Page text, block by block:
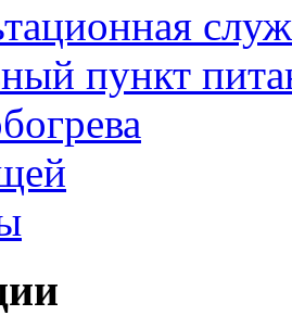
пункт